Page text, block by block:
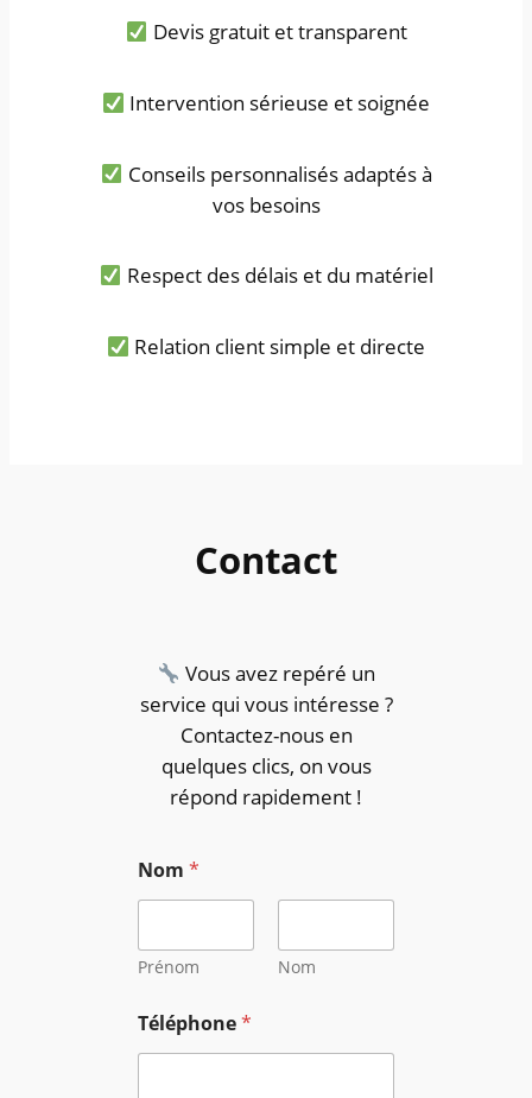
Devis gratuit et transparent
Intervention sérieuse et soignée
Conseils personnalisés adaptés à
vos besoins
Respect des délais et du matériel
Relation client simple et directe
Contact
Vous avez repéré un
service qui vous intéresse ?
Contactez-nous en
quelques clics, on vous
répond rapidement !
Nom*
Prénom Nom
Téléphone*